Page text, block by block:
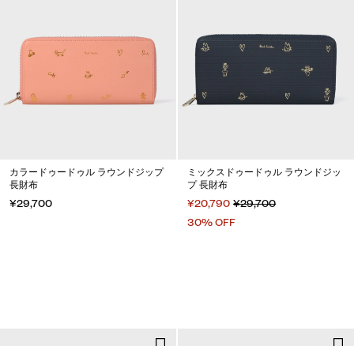
カラードゥードゥル ラウンドジップ
長財布
¥29,700
ミックスドゥードゥル ラウンドジッ
プ 長財布
¥20,790 ¥29,700
30% OFF